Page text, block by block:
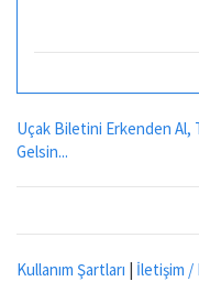
Uçak Biletini Erkenden Al,
Gelsin...
Kullanım Şartları | İletişim /